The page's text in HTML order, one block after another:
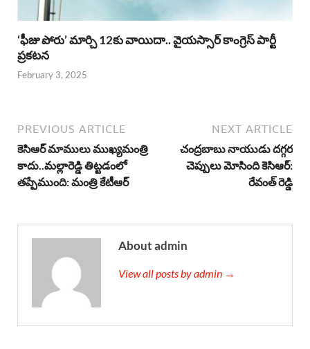
‘ఫీజు పోరు’ మార్చి 12కు వాయిదా.. వైయస్సార్‌ కాంగ్రెస్‌ పార్టీ
ప్రకటన
February 3, 2025
PREVIOUS ARTICLE
కెసిఆర్ మాములు ముఖ్యమంత్రి
కాదు..మల్లారెడ్డి తిట్టడంలో
తప్పేముంది: మంత్రి కేటీఆర్
NEXT ARTICLE
చంద్రబాబు నాయుడు దగ్గర
చెప్పులు మోసింది కెసిఆర్:
రేవంత్ రెడ్డి
About admin
View all posts by admin →